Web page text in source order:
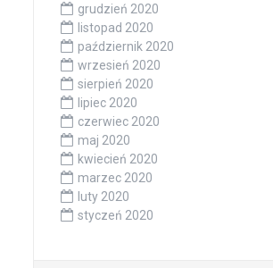
grudzień 2020
listopad 2020
październik 2020
wrzesień 2020
sierpień 2020
lipiec 2020
czerwiec 2020
maj 2020
kwiecień 2020
marzec 2020
luty 2020
styczeń 2020